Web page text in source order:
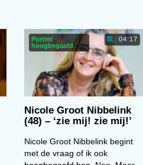
Portret
hoogbegaafd
04:17
Nicole Groot Nibbelink
(48) – ‘zie mij! zie mij!’
Nicole Groot Nibbelink begint
met de vraag of ik ook